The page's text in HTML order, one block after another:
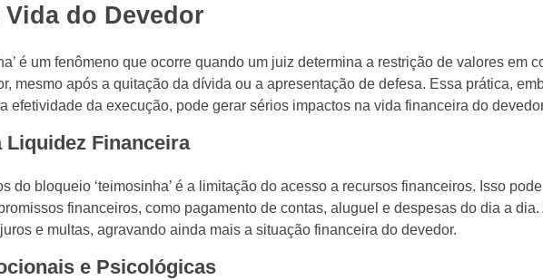
do Devedor
é um fenômeno que ocorre quando um juiz determina a restrição de valores em
mesmo após a quitação da dívida ou a apresentação de defesa. Essa prática,
efetividade da execução, pode gerar sérios impactos na vida financeira do
Financeira
do bloqueio ‘teimosinha’ é a limitação do acesso a recursos financeiros. Isso
financeiros, como pagamento de contas, aluguel e despesas do dia a dia.
e multas, agravando ainda mais a situação financeira do devedor.
e Psicológicas